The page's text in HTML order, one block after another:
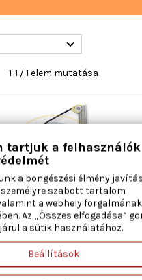

1-1 / 1 elem mutatása
01.1721 ABLAKEMELŐ BAL ELSŐ
tartjuk a felhasználók
a böngészési élmény
személyre szabott tartalom
a webhely forgalmának
Az „Összes elfogadása”
a sütik használatához.
Beállítások